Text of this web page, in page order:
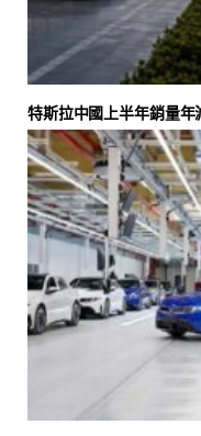
特斯拉中國上半年銷量